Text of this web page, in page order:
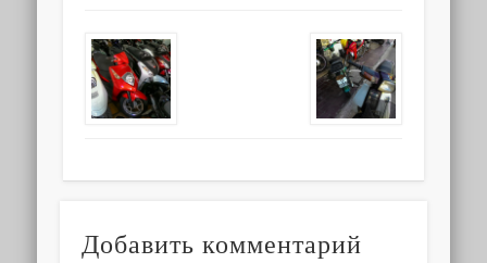
Добавить комментарий